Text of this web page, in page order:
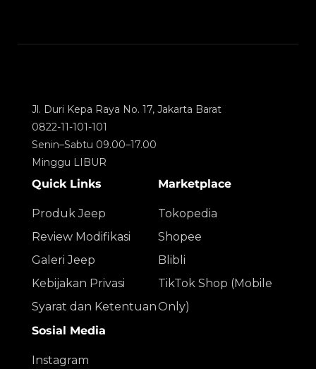
Jl. Duri Kepa Raya No. 17, Jakarta Barat
0822-11-101-101
Senin–Sabtu 09.00–17.00
Minggu LIBUR
Quick Links
Produk Jeep
Review Modifikasi
Galeri Jeep
Kebijakan Privasi
Syarat dan Ketentuan
Marketplace
Tokopedia
Shopee
Blibli
TikTok Shop (Mobile
Only)
Sosial Media
Instagram